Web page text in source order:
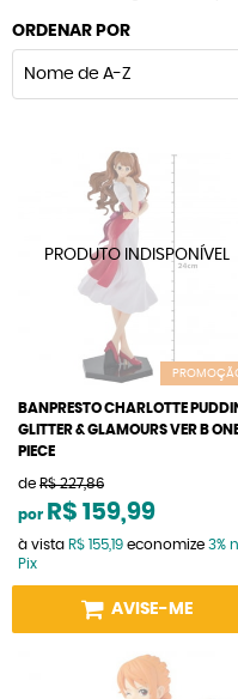
ORDENAR POR
Nome de A-Z
BANPRESTO CHARLOTTE
GLITTER & GLAMOURS VER B
PIECE
de R$ 227,86
por R$ 159,99
à vista R$ 155,19 economize 3%
Pix
AVISE-ME